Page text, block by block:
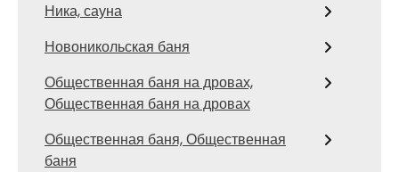
Ника, сауна
Новоникольская баня
Общественная баня на дровах,
Общественная баня на дровах
Общественная баня, Общественная
баня